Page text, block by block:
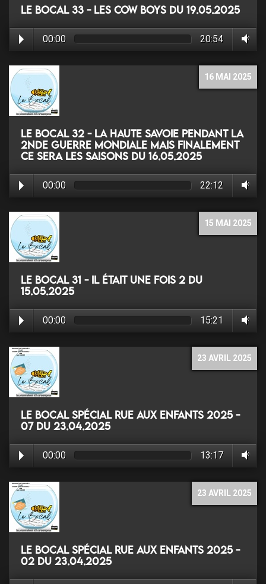
Le Bocal 33 - Les Cow Boys du 19.05.2025
00:00 20:54
16 MAI 2025
Le Bocal 32 - La Haute Savoie pendant la
2nde guerre mondiale MAIS finalement
ce sera les saisons du 16.05.2025
00:00 22:12
15 MAI 2025
Le Bocal 31 - Il était une fois 2 du
15.05.2025
00:00 15:21
23 AVRIL 2025
Le Bocal Spécial rue aux enfants 2025 -
07 du 23.04.2025
00:00 13:17
23 AVRIL 2025
Le Bocal Spécial rue aux enfants 2025 -
02 du 23.04.2025